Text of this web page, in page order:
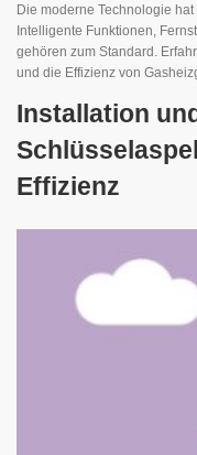
Die moderne Technologie
Intelligente Funktionen,
gehören zum Standard.
und die Effizienz von
Installation
Effizienz